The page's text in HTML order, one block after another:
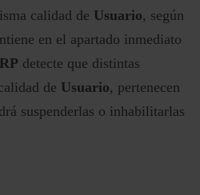
calidad de Usuario, según
en el apartado inmediato
detecte que distintas
de Usuario, pertenecen
suspenderlas o inhabilitarlas